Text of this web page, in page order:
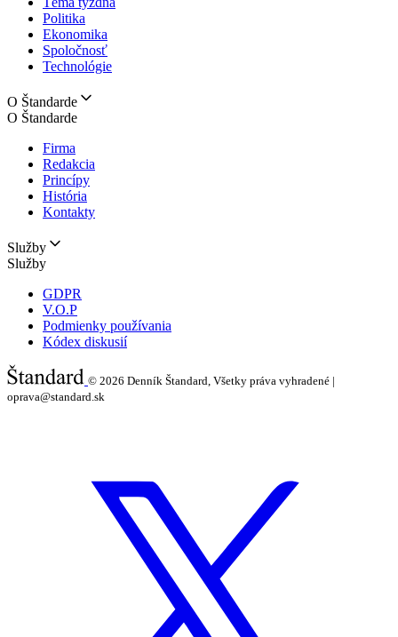
Politika
Ekonomika
Spoločnosť
Technológie
O Štandarde
O Štandarde
Firma
Redakcia
Princípy
História
Kontakty
Služby
Služby
GDPR
V.O.P
Podmienky používania
Kódex diskusií
© 2026 Denník Štandard, Všetky práva vyhradené |
oprava@standard.sk